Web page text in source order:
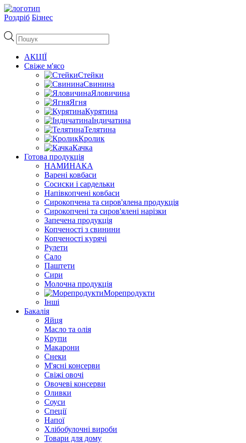
Роздріб Бізнес
Пошук
товарів
АКЦІЇ
Свіже м'ясо
Стейки
Свинина
Яловичина
Ягня
Курятина
Індичатина
Телятина
Кролик
Качка
Готова продукція
НАМИНАКА
Варені ковбаси
Сосиски і сардельки
Напівкопчені ковбаси
Сирокопчена та сиров'ялена продукція
Сирокопчені та сиров'ялені нарізки
Запечена продукція
Копченості з свинини
Копченості курячі
Рулети
Сало
Паштети
Сири
Молочна продукція
Морепродукти
Інші
Бакалія
Яйця
Масло та олія
Крупи
Макарони
Снеки
М'ясні консерви
Свіжі овочі
Овочеві консерви
Оливки
Соуси
Спеції
Напої
Хлібобулочні вироби
Товари для дому